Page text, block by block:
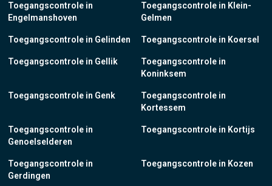
Toegangscontrole in
Engelmanshoven
Toegangscontrole in Gelinden
Toegangscontrole in Gellik
Toegangscontrole in Genk
Toegangscontrole in
Genoelselderen
Toegangscontrole in
Gerdingen
Toegangscontrole in Klein-
Gelmen
Toegangscontrole in Koersel
Toegangscontrole in
Koninksem
Toegangscontrole in
Kortessem
Toegangscontrole in Kortijs
Toegangscontrole in Kozen